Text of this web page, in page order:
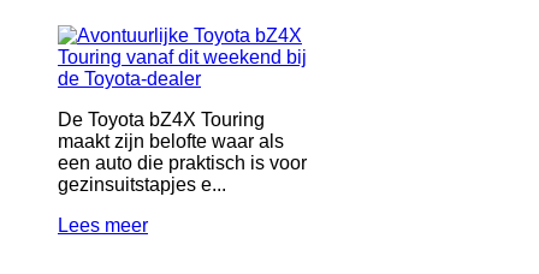
De Toyota bZ4X Touring
maakt zijn belofte waar als
een auto die praktisch is voor
gezinsuitstapjes e...
Lees meer